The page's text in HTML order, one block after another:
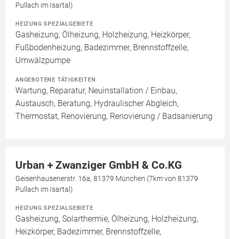
Pullach im Isartal)
HEIZUNG SPEZIALGEBIETE
Gasheizung, Ölheizung, Holzheizung, Heizkörper,
Fußbodenheizung, Badezimmer, Brennstoffzelle,
Umwälzpumpe
ANGEBOTENE TÄTIGKEITEN
Wartung, Reparatur, Neuinstallation / Einbau,
Austausch, Beratung, Hydraulischer Abgleich,
Thermostat, Renovierung, Renovierung / Badsanierung
Urban + Zwanziger GmbH & Co.KG
Geisenhausenerstr. 16a, 81379 München (7km von 81379
Pullach im Isartal)
HEIZUNG SPEZIALGEBIETE
Gasheizung, Solarthermie, Ölheizung, Holzheizung,
Heizkörper, Badezimmer, Brennstoffzelle,